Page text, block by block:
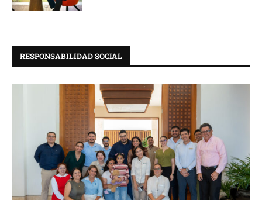
RESPONSABILIDAD SOCIAL